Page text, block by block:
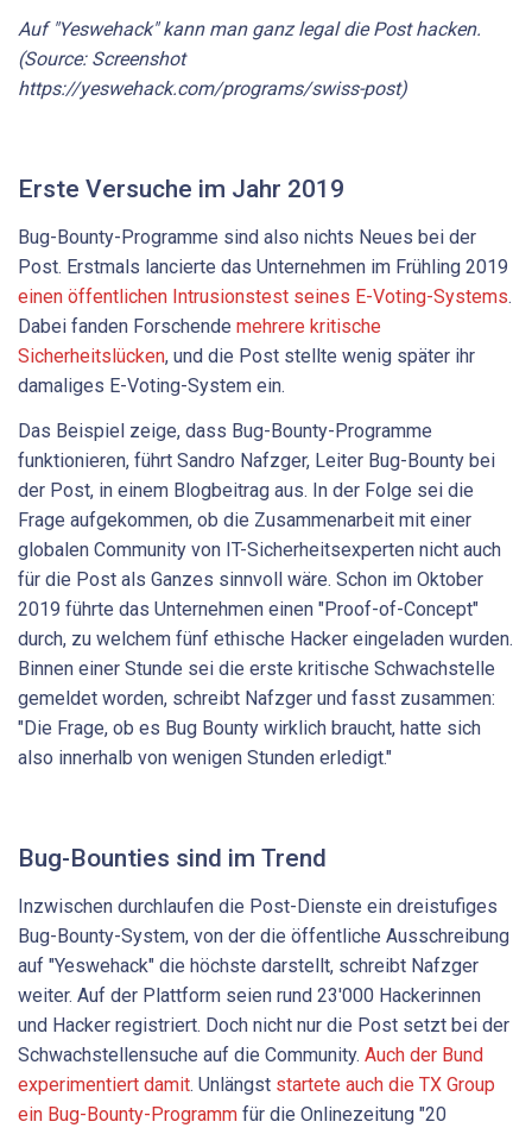
Auf "Yeswehack" kann man ganz legal die Post hacken.
(Source: Screenshot
https://yeswehack.com/programs/swiss-post)
Erste Versuche im Jahr 2019
Bug-Bounty-Programme sind also nichts Neues bei der
Post. Erstmals lancierte das Unternehmen im Frühling 2019
einen öffentlichen Intrusionstest seines E-Voting-Systems.
Dabei fanden Forschende mehrere kritische
Sicherheitslücken, und die Post stellte wenig später ihr
damaliges E-Voting-System ein.
Das Beispiel zeige, dass Bug-Bounty-Programme
funktionieren, führt Sandro Nafzger, Leiter Bug-Bounty bei
der Post, in einem Blogbeitrag aus. In der Folge sei die
Frage aufgekommen, ob die Zusammenarbeit mit einer
globalen Community von IT-Sicherheitsexperten nicht auch
für die Post als Ganzes sinnvoll wäre. Schon im Oktober
2019 führte das Unternehmen einen "Proof-of-Concept"
durch, zu welchem fünf ethische Hacker eingeladen wurden.
Binnen einer Stunde sei die erste kritische Schwachstelle
gemeldet worden, schreibt Nafzger und fasst zusammen:
"Die Frage, ob es Bug Bounty wirklich braucht, hatte sich
also innerhalb von wenigen Stunden erledigt."
Bug-Bounties sind im Trend
Inzwischen durchlaufen die Post-Dienste ein dreistufiges
Bug-Bounty-System, von der die öffentliche Ausschreibung
auf "Yeswehack" die höchste darstellt, schreibt Nafzger
weiter. Auf der Plattform seien rund 23'000 Hackerinnen
und Hacker registriert. Doch nicht nur die Post setzt bei der
Schwachstellensuche auf die Community. Auch der Bund
experimentiert damit. Unlängst startete auch die TX Group
ein Bug-Bounty-Programm für die Onlinezeitung "20